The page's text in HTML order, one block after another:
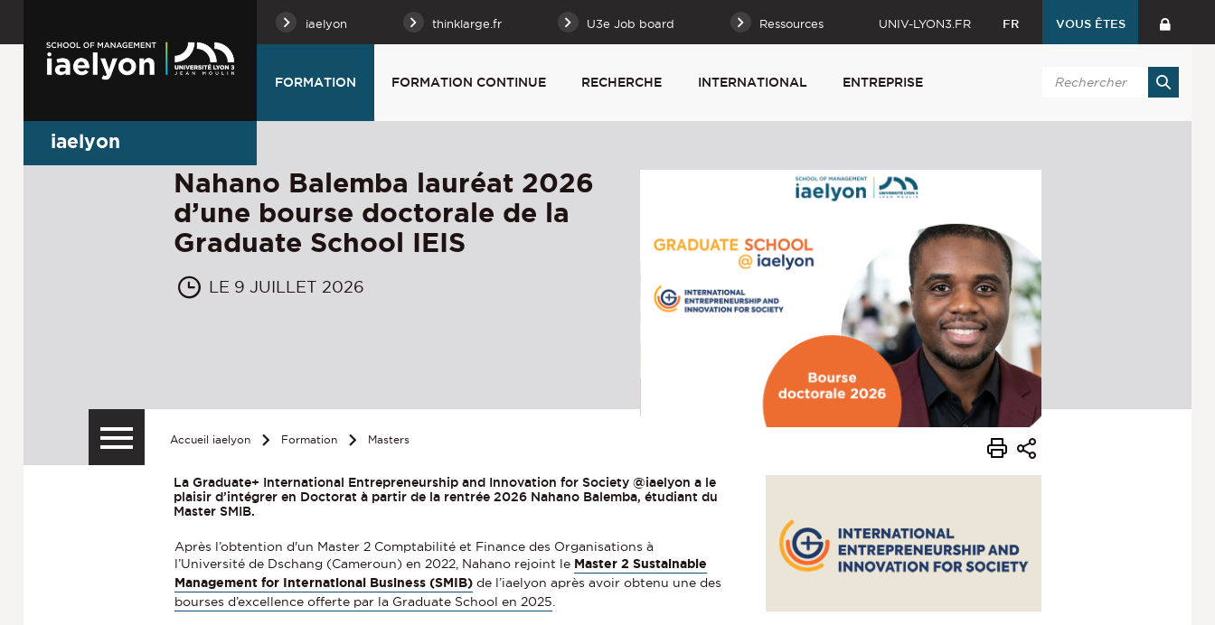
iaelyon thinklarge.fr U3e Job board Ressources UNIV-LYON3.FR FR VOUS ÊTES
FORMATION FORMATION CONTINUE RECHERCHE INTERNATIONAL ENTREPRISE
iaelyon
Nahano Balemba lauréat 2026
d’une bourse doctorale de la
Graduate School IEIS
LE 9 JUILLET 2026
Accueil iaelyon Formation Masters
La Graduate+ International Entrepreneurship and Innovation for Society @iaelyon a le
plaisir d’intégrer en Doctorat à partir de la rentrée 2026 Nahano Balemba, étudiant du
Master SMIB.
Après l’obtention d'un Master 2 Comptabilité et Finance des Organisations à
l’Université de Dschang (Cameroun) en 2022, Nahano rejoint le Master 2 Sustainable
Management for International Business (SMIB) de l’iaelyon après avoir obtenu une des
bourses d’excellence offerte par la Graduate School en 2025.